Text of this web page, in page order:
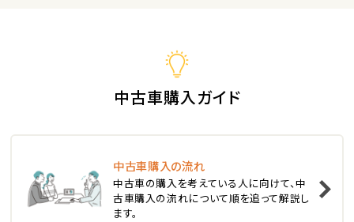
ホンダ
S660
1位
中古車購入ガイド
中古車購入の流れ
中古車の購入を考えている人に向けて、中
古車購入の流れについて順を追って解説し
ます。